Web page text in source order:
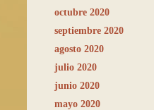
octubre 2020
septiembre 2020
agosto 2020
julio 2020
junio 2020
mayo 2020